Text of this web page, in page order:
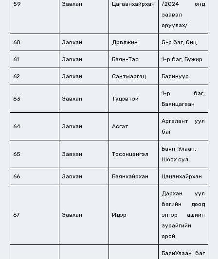
59 Завхан Цагаанхайрхан
/2024 онд
заавал
оруулах/
60 Завхан Дөрвөлжин 5-р баг, Онц
61 Завхан Баян-Тэс 1-р баг, Бужир
62 Завхан Сантмаргац Баяннуур
63 Завхан Түдэвтэй
1-р баг,
Баянцагаан
64 Завхан Асгат
Аргалант уул
баг
65 Завхан Тосонцэнгэл
Баян-Улаан,
Шовх сул
66 Завхан Баянхайрхан Цэцэнхайрхан
67 Завхан Идэр
Дархан уул
багийн доод
энгэр ашийн
зурайгийн
орой.
БаянУлаан баг